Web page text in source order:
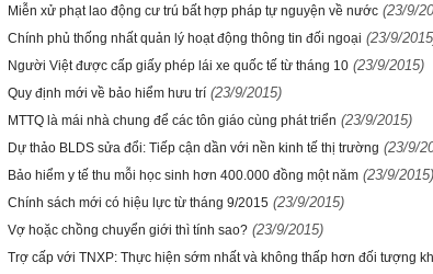
Miễn xử phạt lao động cư trú bất hợp pháp tự nguyện về nước (23/9/
Chính phủ thống nhất quản lý hoạt động thông tin đối ngoại (23/9/
Người Việt được cấp giấy phép lái xe quốc tế từ tháng 10 (23/9/2015)
Quy định mới về bảo hiểm hưu trí (23/9/2015)
MTTQ là mái nhà chung để các tôn giáo cùng phát triển (23/9/2015)
Dự thảo BLDS sửa đổi: Tiếp cận dần với nền kinh tế thị trường (23/9/
Bảo hiểm y tế thu mỗi học sinh hơn 400.000 đồng một năm (23/9/2015)
Chính sách mới có hiệu lực từ tháng 9/2015 (23/9/2015)
Vợ hoặc chồng chuyển giới thì tính sao? (23/9/2015)
Trợ cấp với TNXP: Thực hiện sớm nhất và không thấp hơn đối tượng